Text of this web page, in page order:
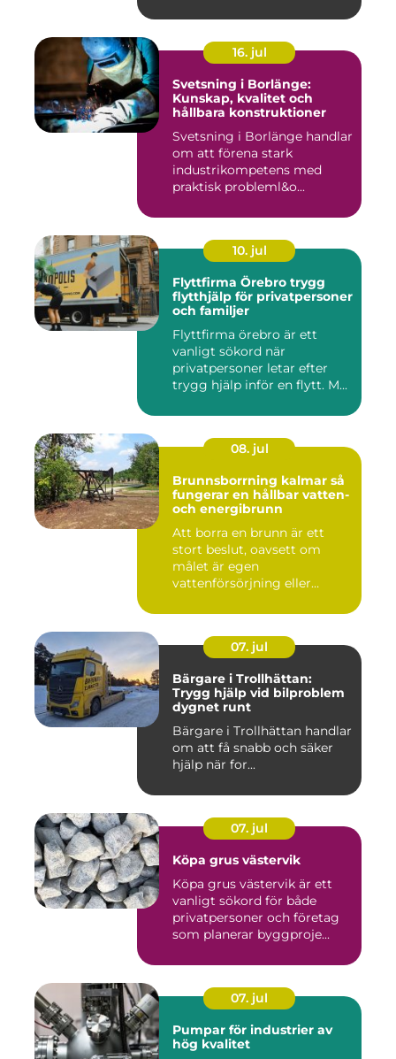
16. jul
Svetsning i Borlänge:
Kunskap, kvalitet och
hållbara konstruktioner
Svetsning i Borlänge handlar
om att förena stark
industrikompetens med
praktisk probleml&o...
10. jul
Flyttfirma Örebro trygg
flytthjälp för privatpersoner
och familjer
Flyttfirma örebro är ett
vanligt sökord när
privatpersoner letar efter
trygg hjälp inför en flytt. M...
08. jul
Brunnsborrning kalmar så
fungerar en hållbar vatten-
och energibrunn
Att borra en brunn är ett
stort beslut, oavsett om
målet är egen
vattenförsörjning eller
07. jul
Bärgare i Trollhättan:
Trygg hjälp vid bilproblem
dygnet runt
Bärgare i Trollhättan handlar
om att få snabb och säker
hjälp när for...
07. jul
Köpa grus västervik
Köpa grus västervik är ett
vanligt sökord för både
privatpersoner och företag
som planerar byggproje...
07. jul
Pumpar för industrier av
hög kvalitet